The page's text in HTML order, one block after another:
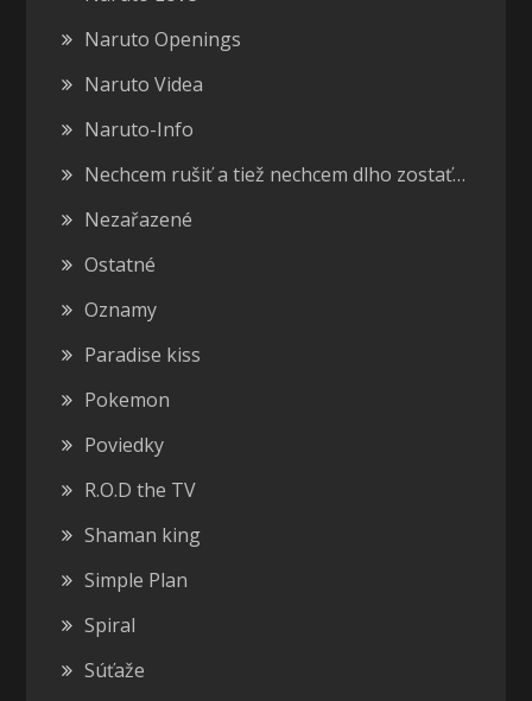
Naruto Openings
Naruto Videa
Naruto-Info
Nechcem rušiť a tiež nechcem dlho zostať…
Nezařazené
Ostatné
Oznamy
Paradise kiss
Pokemon
Poviedky
R.O.D the TV
Shaman king
Simple Plan
Spiral
Súťaže